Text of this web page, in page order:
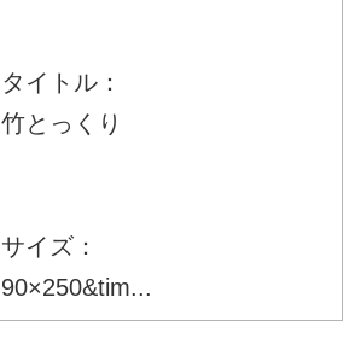
タイトル：
竹とっくり
サイズ：
90×250&tim...